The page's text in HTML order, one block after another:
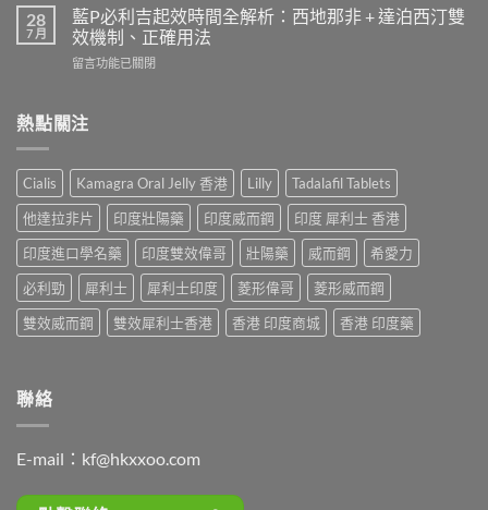
持
續
間？
解
服
用
到
藥
效
消
的
全
者
使
用
心
享：
槍
俠」
到
重
拾
性
的
真
態
威
而
鋼
地
起
效
時
間
與
正
用
法
揮、
28
7 月
藍P必利吉起效時間全解析：西地那非 + 達泊西汀雙
效機制、正確用法
在
必
利
起
效
時
間
全
解
析：
西
地
那
汀
雙
機
留言功能已關閉
熱點關注
Cialis Kamagra Oral Jelly 香港 Lilly
Tadalafil Tablets
他達拉非片
印度壯陽藥 印度威而鋼
印度 犀利士 香港
印度進口學名藥
印度雙效偉哥 壯陽藥 威而鋼
希愛力
必利勁
犀利士 犀利士印度 菱形偉哥
菱形威而鋼
雙效威而鋼
雙效犀利士香港 香港 印度商城 香港 印度藥
聯絡
E-mail： kf@hkxxoo.com